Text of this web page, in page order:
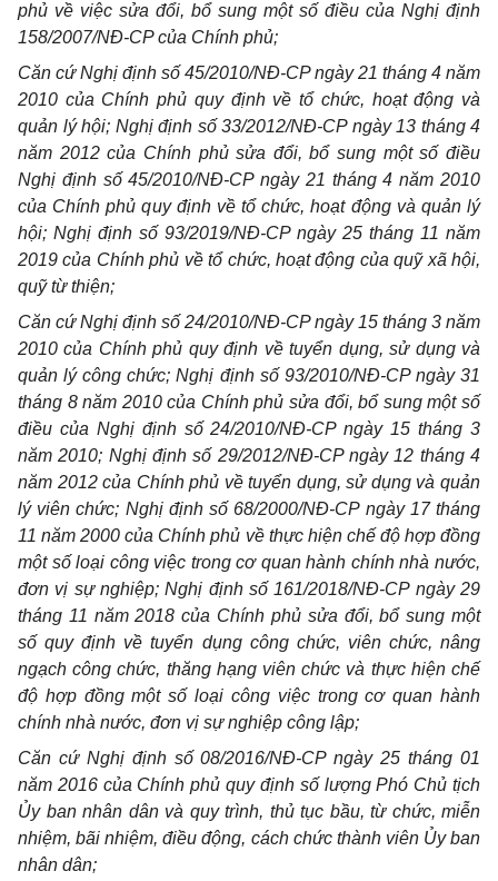
phủ về việc sửa đổi, bổ sung một số điều của Nghị định
158/2007/NĐ-CP của Chính phủ;
Căn cứ Nghị định số 45/2010/NĐ-CP ngày 21 tháng 4 năm
2010 của Chính phủ quy định về tổ chức, hoạt động và
quản lý hội; Nghị định số 33/2012/NĐ-CP ngày 13 tháng 4
năm 2012 của Chính phủ sửa đổi, bổ sung một số điều
Nghị định số 45/2010/NĐ-CP ngày 21 tháng 4 năm 2010
của Chính phủ quy định về tổ chức, hoạt động và quản lý
hội; Nghị định số 93/2019/NĐ-CP ngày 25 tháng 11 năm
2019 của Chính phủ về tổ chức, hoạt động của quỹ xã hội,
quỹ từ thiện;
Căn cứ Nghị định số 24/2010/NĐ-CP ngày 15 tháng 3 năm
2010 của Chính phủ quy định về tuyển dụng, sử dụng và
quản lý công chức; Nghị định số 93/2010/NĐ-CP ngày 31
tháng 8 năm 2010 của Chính phủ sửa đổi, bổ sung một số
điều của Nghị định số 24/2010/NĐ-CP ngày 15 tháng 3
năm 2010; Nghị định số 29/2012/NĐ-CP ngày 12 tháng 4
năm 2012 của Chính phủ về tuyển dụng, sử dụng và quản
lý viên chức; Nghị định số 68/2000/NĐ-CP ngày 17 tháng
11 năm 2000 của Chính phủ về thực hiện chế độ hợp đồng
một số loại công việc trong cơ quan hành chính nhà nước,
đơn vị sự nghiệp; Nghị định số 161/2018/NĐ-CP ngày 29
tháng 11 năm 2018 của Chính phủ sửa đổi, bổ sung một
số quy định về tuyển dụng công chức, viên chức, nâng
ngạch công chức, thăng hạng viên chức và thực hiện chế
độ hợp đồng một số loại công việc trong cơ quan hành
chính nhà nước, đơn vị sự nghiệp công lập;
Căn cứ Nghị định số 08/2016/NĐ-CP ngày 25 tháng 01
năm 2016 của Chính phủ quy định số lượng Phó Chủ tịch
Ủy ban nhân dân và quy trình, thủ tục bầu, từ chức, miễn
nhiệm, bãi nhiệm, điều động, cách chức thành viên Ủy ban
nhân dân;